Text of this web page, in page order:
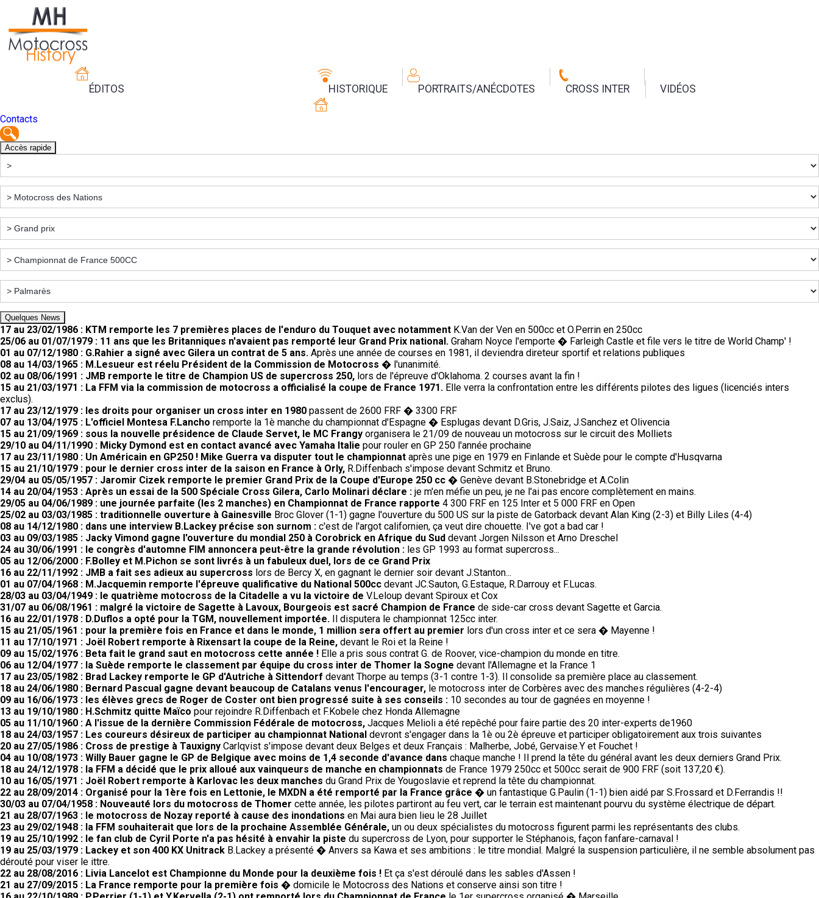
ÉDITOS HISTORIQUE PORTRAITS/ANÉCDOTES CROSS INTER VIDÉOS
Contacts
Accès rapide
Quelques News
17 au 23/02/1986 : KTM remporte les 7 premières places de l'enduro du Touquet avec notamment K.Van der Ven en 500cc et O.Perrin en 250cc
25/06 au 01/07/1979 : 11 ans que les Britanniques n'avaient pas remporté leur Grand Prix national. Graham Noyce l'emporte � Farleigh Castle et file vers le titre de World Champ' !
01 au 07/12/1980 : G.Rahier a signé avec Gilera un contrat de 5 ans. Après une année de courses en 1981, il deviendra direteur sportif et relations publiques
08 au 14/03/1965 : M.Lesueur est réelu Président de la Commission de Motocross � l'unanimité.
02 au 08/06/1991 : JMB remporte le titre de Champion US de supercross 250, lors de l'épreuve d'Oklahoma. 2 courses avant la fin !
15 au 21/03/1971 : La FFM via la commission de motocross a officialisé la coupe de France 1971. Elle verra la confrontation entre les différents pilotes des ligues (licenciés inters
exclus).
17 au 23/12/1979 : les droits pour organiser un cross inter en 1980 passent de 2600 FRF � 3300 FRF
07 au 13/04/1975 : L'officiel Montesa F.Lancho remporte la 1è manche du championnat d'Espagne � Esplugas devant D.Gris, J.Saiz, J.Sanchez et Olivencia
15 au 21/09/1969 : sous la nouvelle présidence de Claude Servet, le MC Frangy organisera le 21/09 de nouveau un motocross sur le circuit des Molliets
29/10 au 04/11/1990 : Micky Dymond est en contact avancé avec Yamaha Italie pour rouler en GP 250 l'année prochaine
17 au 23/11/1980 : Un Américain en GP250 ! Mike Guerra va disputer tout le championnat après une pige en 1979 en Finlande et Suède pour le compte d'Husqvarna
15 au 21/10/1979 : pour le dernier cross inter de la saison en France à Orly, R.Diffenbach s'impose devant Schmitz et Bruno.
29/04 au 05/05/1957 : Jaromir Cizek remporte le premier Grand Prix de la Coupe d'Europe 250 cc � Genève devant B.Stonebridge et A.Colin
14 au 20/04/1953 : Après un essai de la 500 Spéciale Cross Gilera, Carlo Molinari déclare : je m'en méfie un peu, je ne l'ai pas encore complètement en mains.
29/05 au 04/06/1989 : une journée parfaite (les 2 manches) en Championnat de France rapporte 4 300 FRF en 125 Inter et 5 000 FRF en Open
25/02 au 03/03/1985 : traditionnelle ouverture à Gainesville Broc Glover (1-1) gagne l'ouverture du 500 US sur la piste de Gatorback devant Alan King (2-3) et Billy Liles (4-4)
08 au 14/12/1980 : dans une interview B.Lackey précise son surnom : c'est de l'argot californien, ça veut dire chouette. I've got a bad car !
03 au 09/03/1985 : Jacky Vimond gagne l'ouverture du mondial 250 à Corobrick en Afrique du Sud devant Jorgen Nilsson et Arno Dreschel
24 au 30/06/1991 : le congrès d'automne FIM annoncera peut-être la grande révolution : les GP 1993 au format supercross...
05 au 12/06/2000 : F.Bolley et M.Pichon se sont livrés à un fabuleux duel, lors de ce Grand Prix
16 au 22/11/1992 : JMB a fait ses adieux au supercross lors de Bercy X, en gagnant le dernier soir devant J.Stanton...
01 au 07/04/1968 : M.Jacquemin remporte l'épreuve qualificative du National 500cc devant JC.Sauton, G.Estaque, R.Darrouy et F.Lucas.
28/03 au 03/04/1949 : le quatrième motocross de la Citadelle a vu la victoire de V.Leloup devant Spiroux et Cox
31/07 au 06/08/1961 : malgré la victoire de Sagette à Lavoux, Bourgeois est sacré Champion de France de side-car cross devant Sagette et Garcia.
16 au 22/01/1978 : D.Duflos a opté pour la TGM, nouvellement importée. Il disputera le championnat 125cc inter.
15 au 21/05/1961 : pour la première fois en France et dans le monde, 1 million sera offert au premier lors d'un cross inter et ce sera � Mayenne !
11 au 17/10/1971 : Joël Robert remporte à Rixensart la coupe de la Reine, devant le Roi et la Reine !
09 au 15/02/1976 : Beta fait le grand saut en motocross cette année ! Elle a pris sous contrat G. de Roover, vice-champion du monde en titre.
06 au 12/04/1977 : la Suède remporte le classement par équipe du cross inter de Thomer la Sogne devant l'Allemagne et la France 1
17 au 23/05/1982 : Brad Lackey remporte le GP d'Autriche à Sittendorf devant Thorpe au temps (3-1 contre 1-3). Il consolide sa première place au classement.
18 au 24/06/1980 : Bernard Pascual gagne devant beaucoup de Catalans venus l'encourager, le motocross inter de Corbères avec des manches régulières (4-2-4)
09 au 16/06/1973 : les élèves grecs de Roger de Coster ont bien progressé suite à ses conseils : 10 secondes au tour de gagnées en moyenne !
13 au 19/10/1980 : H.Schmitz quitte Maïco pour rejoindre R.Diffenbach et F.Kobele chez Honda Allemagne
05 au 11/10/1960 : A l'issue de la dernière Commission Fédérale de motocross, Jacques Melioli a été repêché pour faire partie des 20 inter-experts de1960
18 au 24/03/1957 : Les coureurs désireux de participer au championnat National devront s'engager dans la 1è ou 2è épreuve et participer obligatoirement aux trois suivantes
20 au 27/05/1986 : Cross de prestige à Tauxigny Carlqvist s'impose devant deux Belges et deux Français : Malherbe, Jobé, Gervaise.Y et Fouchet !
04 au 10/08/1973 : Willy Bauer gagne le GP de Belgique avec moins de 1,4 seconde d'avance dans chaque manche ! Il prend la tête du général avant les deux derniers Grand Prix.
18 au 24/12/1978 : la FFM a décidé que le prix alloué aux vainqueurs de manche en championnats de France 1979 250cc et 500cc serait de 900 FRF (soit 137,20 €).
10 au 16/05/1971 : Joël Robert remporte à Karlovac les deux manches du Grand Prix de Yougoslavie et reprend la tête du championnat.
22 au 28/09/2014 : Organisé pour la 1ère fois en Lettonie, le MXDN a été remporté par la France grâce � un fantastique G.Paulin (1-1) bien aidé par S.Frossard et D.Ferrandis !!
30/03 au 07/04/1958 : Nouveauté lors du motocross de Thomer cette année, les pilotes partiront au feu vert, car le terrain est maintenant pourvu du système électrique de départ.
21 au 28/07/1963 : le motocross de Nozay reporté à cause des inondations en Mai aura bien lieu le 28 Juillet
23 au 29/02/1948 : la FFM souhaiterait que lors de la prochaine Assemblée Générale, un ou deux spécialistes du motocross figurent parmi les représentants des clubs.
19 au 25/10/1992 : le fan club de Cyril Porte n'a pas hésité à envahir la piste du supercross de Lyon, pour supporter le Stéphanois, façon fanfare-carnaval !
19 au 25/03/1979 : Lackey et son 400 KX Unitrack B.Lackey a présenté � Anvers sa Kawa et ses ambitions : le titre mondial. Malgré la suspension particulière, il ne semble absolument pas
dérouté pour viser le ittre.
22 au 28/08/2016 : Livia Lancelot est Championne du Monde pour la deuxième fois ! Et ça s'est déroulé dans les sables d'Assen !
21 au 27/09/2015 : La France remporte pour la première fois � domicile le Motocross des Nations et conserve ainsi son titre !